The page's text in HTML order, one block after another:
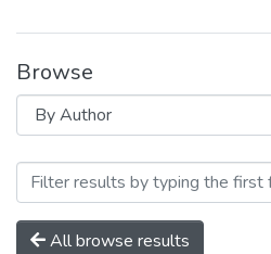
Browse
Browsing Ebooks
All browse results